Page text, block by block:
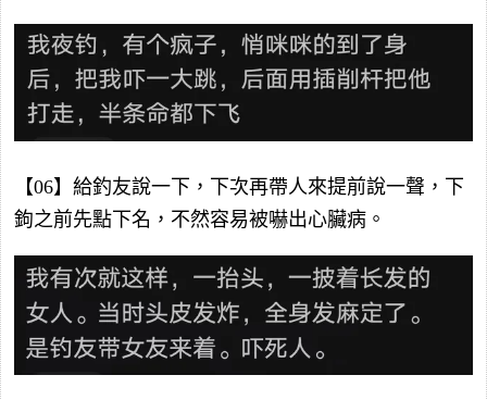
【06】給釣友說一下，下次再帶人來提前說一聲，下
鉤之前先點下名，不然容易被嚇出心臟病。